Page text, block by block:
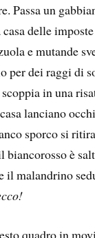
Passa un
casa delle
e mutande
per dei raggi di
in una
lanciano
sporco si
biancorosso è
il malandrino
quadro in